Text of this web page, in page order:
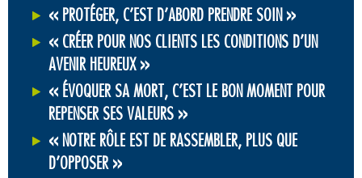
« PROTÉGER, C’EST D’ABORD PRENDRE SOIN »
« CRÉER POUR NOS CLIENTS LES CONDITIONS D’UN
AVENIR HEUREUX »
« ÉVOQUER SA MORT, C’EST LE BON MOMENT POUR
REPENSER SES VALEURS »
« NOTRE RÔLE EST DE RASSEMBLER, PLUS QUE
D’OPPOSER »